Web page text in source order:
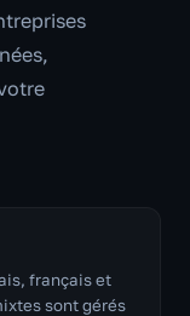
français et
sont gérés